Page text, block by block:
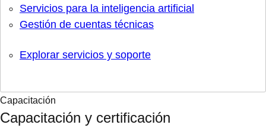
Servicios para la inteligencia artificial
Gestión de cuentas técnicas
Explorar servicios y soporte
Capacitación
Capacitación y certificación